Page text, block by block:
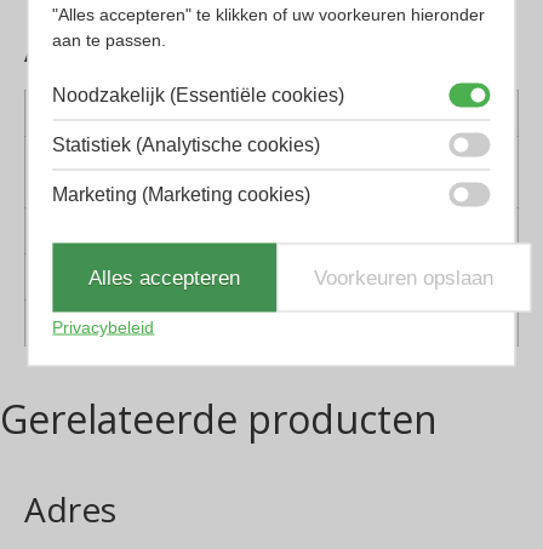
Aanvullende informatie
Kleur montuur
Rood, Zwart
Montuur
materiaal
Geschikt voor
Dames, Heren
Vorm
Gerelateerde producten
Adres
"Alles accepteren" te klikken of uw voorkeuren hieronder
aan te passen.
Noodzakelijk (Essentiële cookies)
Statistiek (Analytische cookies)
Marketing (Marketing cookies)
Alles accepteren Voorkeuren opslaan
Privacybeleid